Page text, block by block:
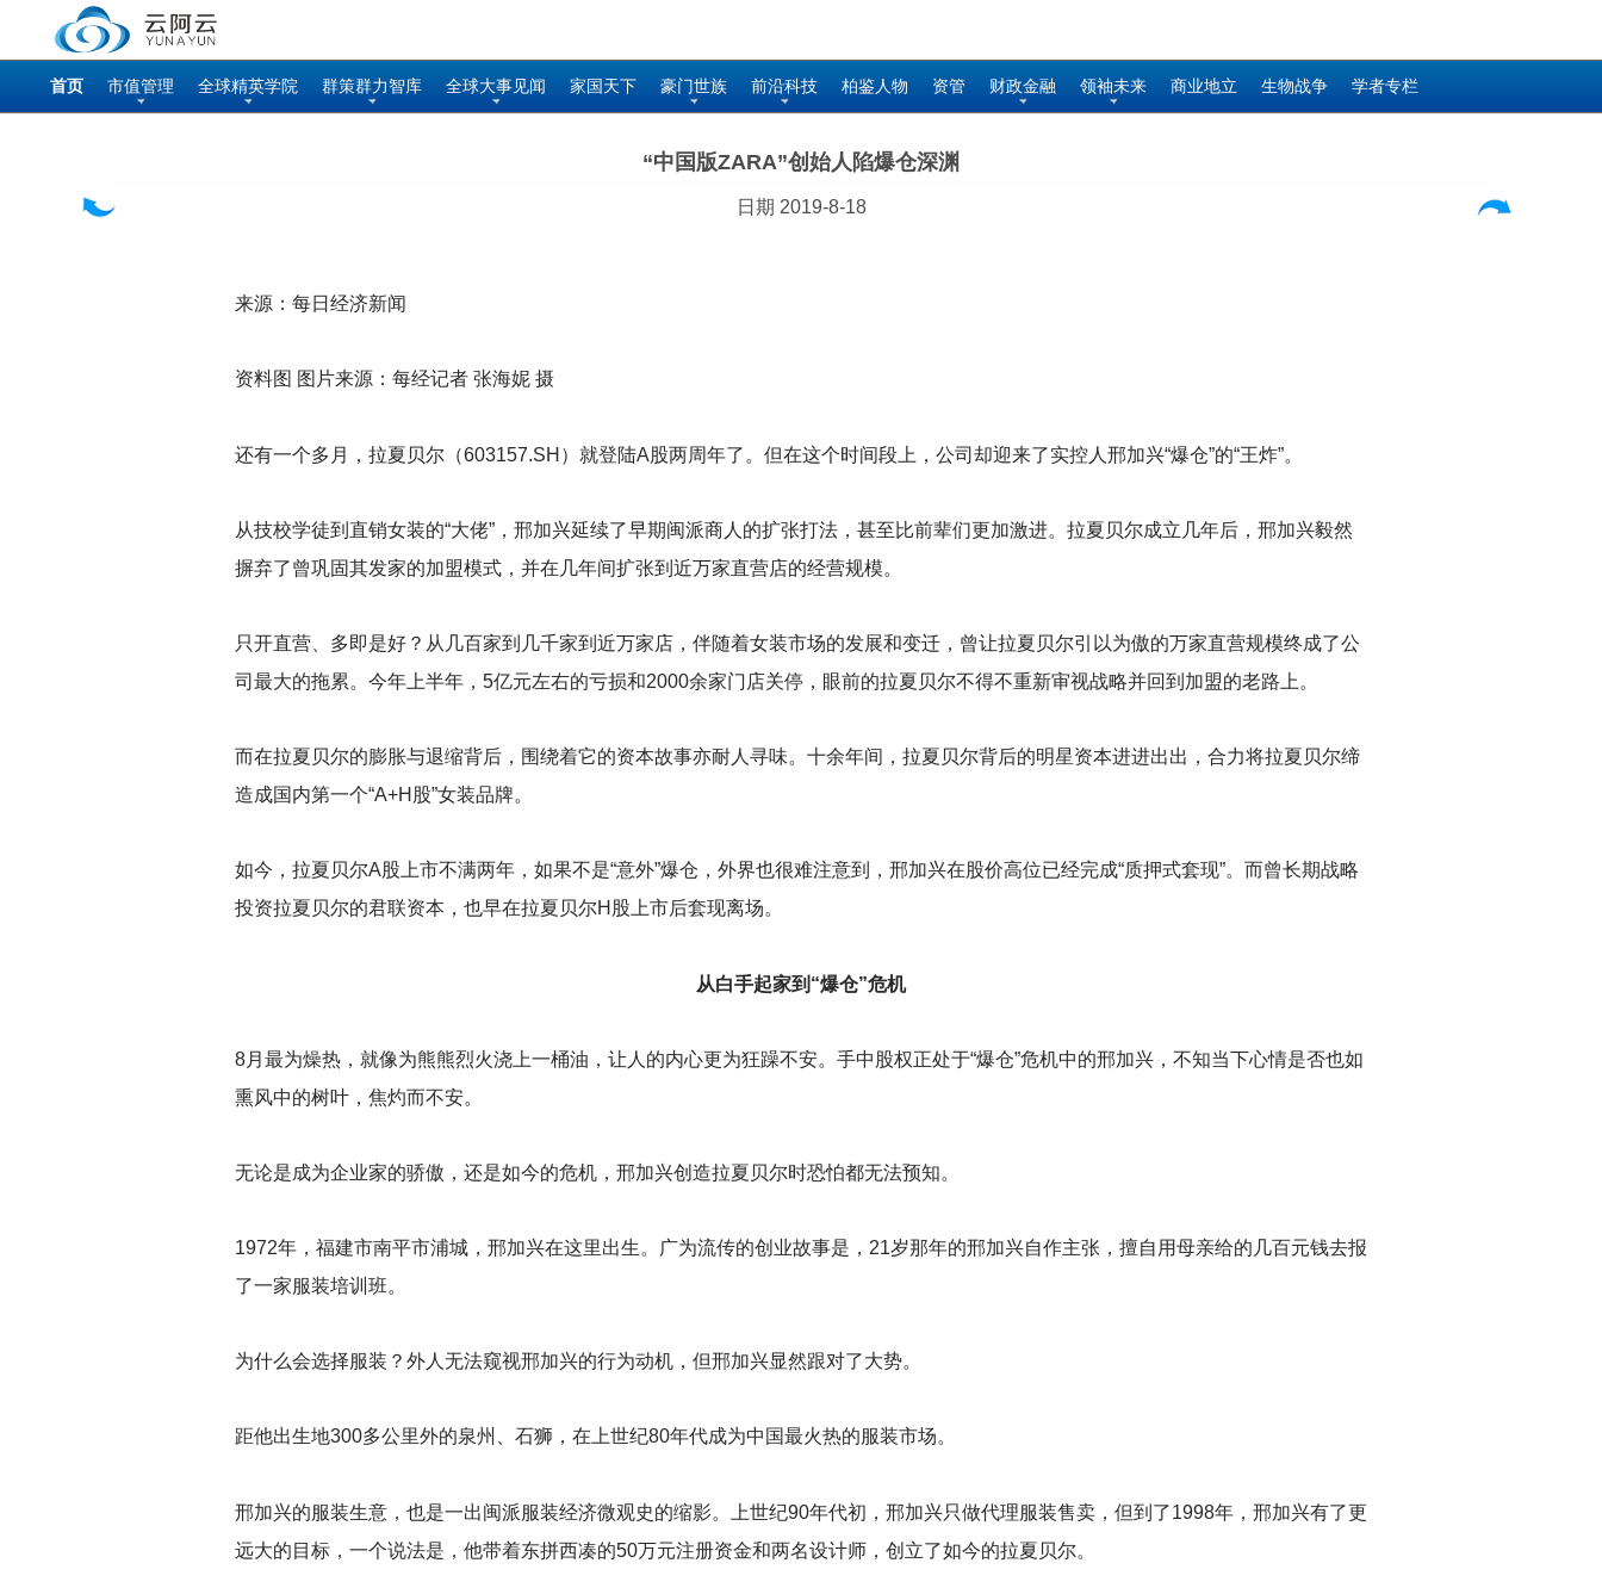
首页 市值管理 全球精英学院 群策群力智库 全球大事见闻 家国天下 豪门世族 前沿科技 柏鉴人物 资管 财政金融 领袖未来 商业地立 生物战争 学者专栏
“中国版ZARA”创始人陷爆仓深渊
日期 2019-8-18
来源：每日经济新闻
资料图 图片来源：每经记者 张海妮 摄
还有一个多月，拉夏贝尔（603157.SH）就登陆A股两周年了。但在这个时间段上，公司却迎来了实控人邢加兴“爆仓”的“王炸”。
从技校学徒到直销女装的“大佬”，邢加兴延续了早期闽派商人的扩张打法，甚至比前辈们更加激进。拉夏贝尔成立几年后，邢加兴毅然
摒弃了曾巩固其发家的加盟模式，并在几年间扩张到近万家直营店的经营规模。
只开直营、多即是好？从几百家到几千家到近万家店，伴随着女装市场的发展和变迁，曾让拉夏贝尔引以为傲的万家直营规模终成了公
司最大的拖累。今年上半年，5亿元左右的亏损和2000余家门店关停，眼前的拉夏贝尔不得不重新审视战略并回到加盟的老路上。
而在拉夏贝尔的膨胀与退缩背后，围绕着它的资本故事亦耐人寻味。十余年间，拉夏贝尔背后的明星资本进进出出，合力将拉夏贝尔缔
造成国内第一个“A+H股”女装品牌。
如今，拉夏贝尔A股上市不满两年，如果不是“意外”爆仓，外界也很难注意到，邢加兴在股价高位已经完成“质押式套现”。而曾长期战略
投资拉夏贝尔的君联资本，也早在拉夏贝尔H股上市后套现离场。
从白手起家到“爆仓”危机
8月最为燥热，就像为熊熊烈火浇上一桶油，让人的内心更为狂躁不安。手中股权正处于“爆仓”危机中的邢加兴，不知当下心情是否也如
熏风中的树叶，焦灼而不安。
无论是成为企业家的骄傲，还是如今的危机，邢加兴创造拉夏贝尔时恐怕都无法预知。
1972年，福建市南平市浦城，邢加兴在这里出生。广为流传的创业故事是，21岁那年的邢加兴自作主张，擅自用母亲给的几百元钱去报
了一家服装培训班。
为什么会选择服装？外人无法窥视邢加兴的行为动机，但邢加兴显然跟对了大势。
距他出生地300多公里外的泉州、石狮，在上世纪80年代成为中国最火热的服装市场。
邢加兴的服装生意，也是一出闽派服装经济微观史的缩影。上世纪90年代初，邢加兴只做代理服装售卖，但到了1998年，邢加兴有了更
远大的目标，一个说法是，他带着东拼西凑的50万元注册资金和两名设计师，创立了如今的拉夏贝尔。